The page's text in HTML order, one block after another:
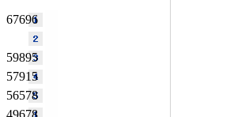
67696
59895
57915
56578